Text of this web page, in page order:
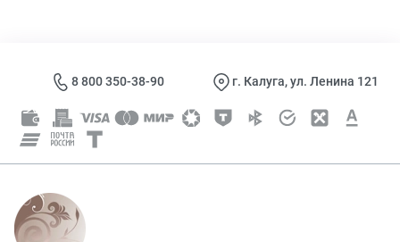
8 800 350-38-90 г. Калуга, ул. Ленина 121